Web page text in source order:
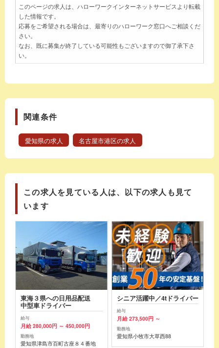
このページの求人は、ハローワークインターネットサービスより転載
した情報です。
応募をご希望される場合は、最寄りのハローワーク窓口へご相談くだ
さい。
なお、既に募集が終了している可能性もございますので御了承下さ
い。
関連条件
愛知県の求人 名古屋市港区の求人
この求人を見ている人は、以下の求人も見て
います
東海３県への日用品配送
中型車ドライバー
給与
月給 280,000円 ～ 450,000円
勤務地
愛知県津島市百町古座８４番地
シニア活躍中／4tドライバー
給与
月給 273,500円 ～
勤務地
愛知県小牧市大草西88